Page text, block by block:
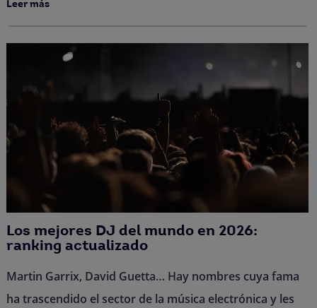
Leer más
Los mejores DJ del mundo en 2026:
ranking actualizado
Martin Garrix, David Guetta… Hay nombres cuya fama
ha trascendido el sector de la música electrónica y les